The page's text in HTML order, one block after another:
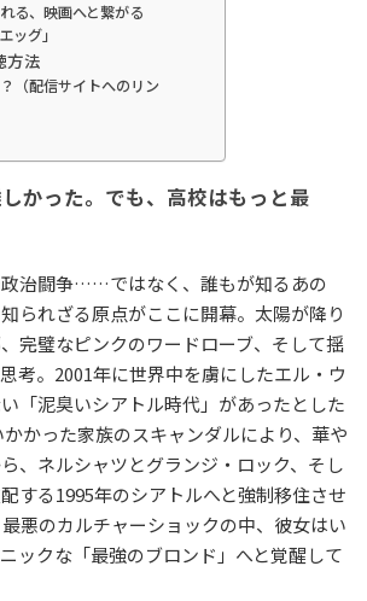
る、映画へと繋がる
ッグ」
方法
（配信サイトへのリン
しかった。でも、高校はもっと最
治闘争……ではなく、誰もが知るあの
知られざる原点がここに開幕。太陽が降り
完璧なピンクのワードローブ、そして揺
考。2001年に世界中を虜にしたエル・ウ
「泥臭いシアトル時代」があったとした
かった家族のスキャンダルにより、華や
、ネルシャツとグランジ・ロック、そし
する1995年のシアトルへと強制移住させ
悪のカルチャーショックの中、彼女はい
ックな「最強のブロンド」へと覚醒して